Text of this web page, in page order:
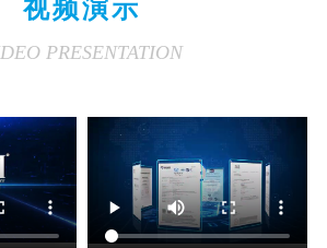
视频演示
PRESENTATION